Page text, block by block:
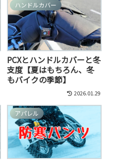
ハンドルカバー
PCXとハンドルカバーと冬
支度【夏はもちろん、冬
もバイクの季節】
2026.01.29
アパレル